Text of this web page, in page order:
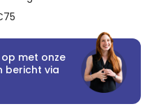
met onze
bericht via